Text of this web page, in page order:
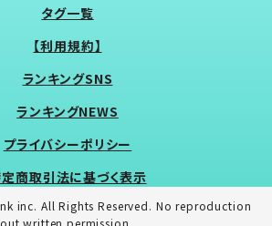
タグ一覧
【利用規約】
ランキングSNS
ランキングNEWS
プライバシーポリシー
商取引法に基づく表示
inc. All Rights Reserved. No reproduction
written permission.